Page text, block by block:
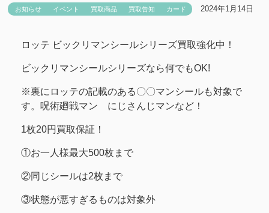
お知らせ イベント 買取商品 買取告知 カード 2024年1月14日
ロッテ ビックリマンシールシリーズ買取強化中！
ビックリマンシールシリーズなら何でもOK!
※裏にロッテの記載のある〇〇マンシールも対象で
す。呪術廻戦マン にじさんじマンなど！
1枚20円買取保証！
①お一人様最大500枚まで
②同じシールは2枚まで
③状態が悪すぎるものは対象外